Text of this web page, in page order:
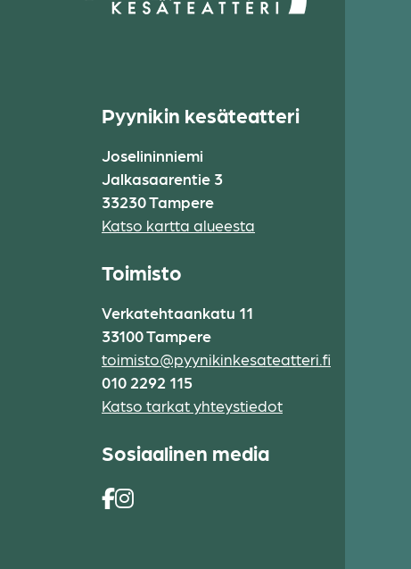
Pyynikin kesäteatteri
Joselininniemi
Jalkasaarentie 3
33230 Tampere
Katso kartta alueesta
Toimisto
Verkatehtaankatu 11
33100 Tampere
toimisto@pyynikinkesateatteri.fi
010 2292 115
Katso tarkat yhteystiedot
Sosiaalinen media